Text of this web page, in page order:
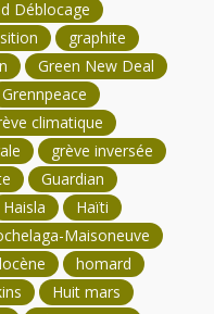
Déblocage
graphite
Green New Deal
Grennpeace
climatique
grève inversée
Guardian
Haisla
Haïti
Maisoneuve
homard
Huit mars